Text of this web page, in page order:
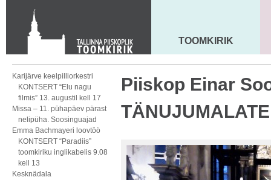
KONTAKT
Toom-Kooli 6, 10130 TALLINN
tallinna.toom@eelk.ee
MAARJA KIRIK
TOOMKIRIK
Karijärve keelpilliorkestri
KONTSERT “Elu nagu
filmis” 13. augustil kell 17
Missa – 11. pühapäev pärast
nelipüha. Soosinguajad
Emma Bachmayeri loovtöö
KONTSERT “Paradiis”
toomkiriku inglikabelis 9.08
kell 13
Kesknädala
Piiskop Einar